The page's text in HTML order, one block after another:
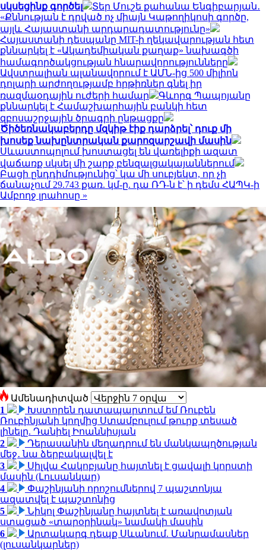
սկսեցինք գործել
Տեր Մուշե քահանա Ենգիբարյան․
«Քննության է դրված ոչ միայն Կաթողիկոսի գործը,
այլև Հայաստանի արդարադատությունը»
Հայաստանի դեսպանը MIT-ի ղեկավարության հետ
քննարկել է «Ակադեմիական քաղաք» նախագծի
համագործակցության հնարավորությունները
Ավստրալիան պլանավորում է ԱՄՆ-ից 500 միլիոն
դոլարի արժողությամբ հրթիռներ գնել իր
ռազմաօդային ուժերի համար
Գևորգ Պապոյանը
քննարկել է Համաշխարհային բանկի հետ
զբոսաշրջային ծրագրի ընթացքը
Ծիծեռնակաբերդը մզկիթ էիք դարձրել՝ դուք մի
խոսեք նախընտրական քարոզարշավի մասին
Սևաստոպոլում խոստացել են վառելիքի ազատ
վաճառք սկսել մի շարք բենզալցակայաններում
Բացի ընդդիմությունից՝ կա մի սուբյեկտ, որ չի
ճանաչում 29.743 քառ. կմ-ը. դա ՌԴ-ն է՝ ի դեմս ՀԱՊԿ-ի
Ամբողջ լրահոսը »
Ամենադիտված
1
Խստորեն դատապարտում եմ Ռուբեն
Ռուբինյանի կողմից Ստամբուլում թուրք տեսած
լինելը. Դանիել Իոաննիսյան
2
Դերասանին մեղադրում են մանկապղծության
մեջ․ նա ձերբակալվել է
3
Սիլվա Հակոբյանը հայտնել է ցավալի կորստի
մասին (Լուսանկար)
4
Փաշինյանի որոշումներով 7 պաշտոնյա
ազատվել է պաշտոնից
5
Նիկոլ Փաշինյանը հայտնել է առավոտյան
ստացած «տարօրինակ» նամակի մասին
6
Արտակարգ դեպք Սևանում. Մանրամասներ
(լուսանկարներ)